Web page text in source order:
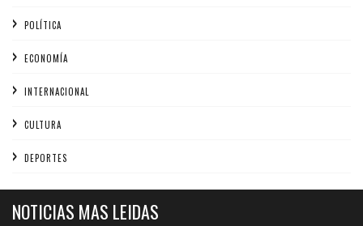
POLÍTICA
ECONOMÍA
INTERNACIONAL
CULTURA
DEPORTES
NOTICIAS MAS LEIDAS